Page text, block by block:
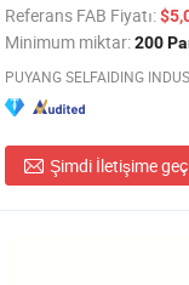
Referans FAB Fiyatı:
Minimum miktar:200
PUYANG SELFAIDING
Şimdi İletişime